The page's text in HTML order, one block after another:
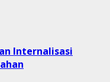
Internalisasi